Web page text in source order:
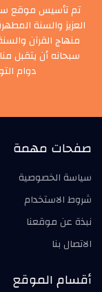
تم تأسيس موقع
العزيز والسنة
منهاج القرآن
سبحانه أن يتقبل
دوام
صفحات مهمة
سياسة الخصوصية
شروط الاستخدام
نبذة عن موقعنا
الاتصال بنا
أقسام الموقع